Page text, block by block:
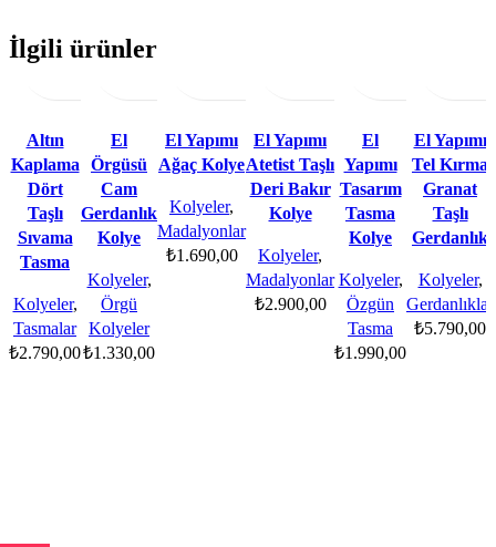
İlgili ürünler
Sepete
Ekle
Hızlı
görünüm
Karşılaştırın
listesine
Altın
Kaplama
Dört
Taşlı
Sıvama
Tasma
Kolyeler,
Tasmalar
₺2.790,00
Sepete
Eklegörünüm
El
Örgüsü
Cam
Gerdanlık
Kolye
Kolyeler,
Örgü
Kolyeler
₺1.330,00
El Yapımı
Ağaç Kolye
Kolyeler,
Madalyonlar
₺1.690,00
El Yapımı
Atetist Taşlı
Deri Bakır
Kolye
Kolyeler,
Madalyonlar
₺2.900,00
El
Yapımı
Tasarım
Tasma
Kolye
Kolyeler,
Özgün
Tasma
₺1.990,00
El Yapımı
Tel Kırma
Granat
Taşlı
Gerdanlık
Kolyeler,
Gerdanlıklar
₺5.790,00